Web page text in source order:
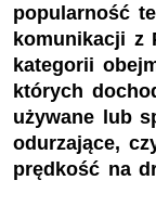
popularność
komunikacji z
kategorii
których
używane lub
odurzające,
prędkość na